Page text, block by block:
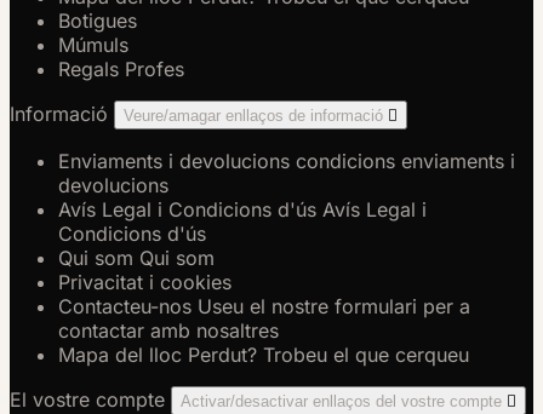
Botigues
Múmuls
Regals Profes
Informació
Veure/amagar enllaços de informació 
Enviaments i devolucions condicions enviaments i
devolucions
Avís Legal i Condicions d'ús Avís Legal i
Condicions d'ús
Qui som Qui som
Privacitat i cookies
Contacteu-nos Useu el nostre formulari per a
contactar amb nosaltres
Mapa del lloc Perdut? Trobeu el que cerqueu
El vostre compte
Activar/desactivar enllaços del vostre compte 